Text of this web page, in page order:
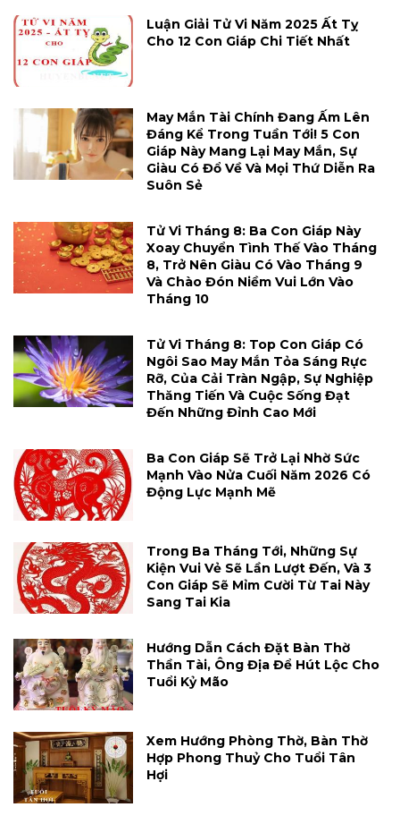
Luận Giải Tử Vi Năm 2025 Ất Tỵ
Cho 12 Con Giáp Chi Tiết Nhất
May Mắn Tài Chính Đang Ấm Lên
Đáng Kể Trong Tuần Tới! 5 Con
Giáp Này Mang Lại May Mắn, Sự
Giàu Có Đổ Về Và Mọi Thứ Diễn Ra
Suôn Sẻ
Tử Vi Tháng 8: Ba Con Giáp Này
Xoay Chuyển Tình Thế Vào Tháng
8, Trở Nên Giàu Có Vào Tháng 9
Và Chào Đón Niềm Vui Lớn Vào
Tháng 10
Tử Vi Tháng 8: Top Con Giáp Có
Ngôi Sao May Mắn Tỏa Sáng Rực
Rỡ, Của Cải Tràn Ngập, Sự Nghiệp
Thăng Tiến Và Cuộc Sống Đạt
Đến Những Đỉnh Cao Mới
Ba Con Giáp Sẽ Trở Lại Nhờ Sức
Mạnh Vào Nửa Cuối Năm 2026 Có
Động Lực Mạnh Mẽ
Trong Ba Tháng Tới, Những Sự
Kiện Vui Vẻ Sẽ Lần Lượt Đến, Và 3
Con Giáp Sẽ Mỉm Cười Từ Tai Này
Sang Tai Kia
Hướng Dẫn Cách Đặt Bàn Thờ
Thần Tài, Ông Địa Để Hút Lộc Cho
Tuổi Kỷ Mão
Xem Hướng Phòng Thờ, Bàn Thờ
Hợp Phong Thuỷ Cho Tuổi Tân
Hợi